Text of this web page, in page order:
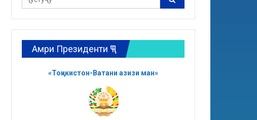
Амри Президенти ҶТ
«Тоҷикистон-Ватани азизи ман»